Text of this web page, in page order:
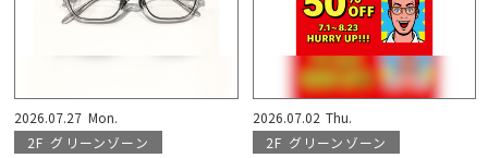
2026.07.27 Mon.
2F グリーンゾーン
2026.07.02 Thu.
2F グリーンゾーン